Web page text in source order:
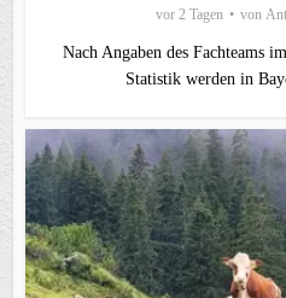
vor 2 Tagen von
Nach Angaben des Fachteams
Statistik werden in